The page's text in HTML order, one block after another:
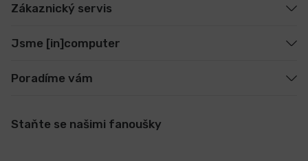
Zákaznický servis
Jsme [in]computer
Poradíme vám
Staňte se našimi fanoušky